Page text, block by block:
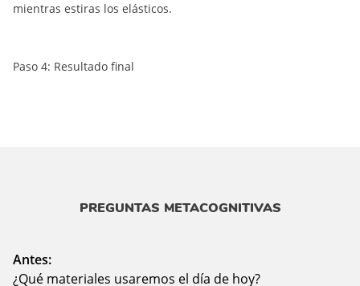
mientras estiras los elásticos.
Paso 4: Resultado final
PREGUNTAS METACOGNITIVAS
Antes:
¿Qué materiales usaremos el día de hoy?